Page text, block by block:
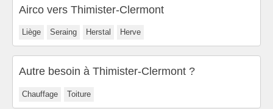
Airco vers Thimister-Clermont
Liège Seraing Herstal Herve
Autre besoin à Thimister-Clermont ?
Chauffage Toiture